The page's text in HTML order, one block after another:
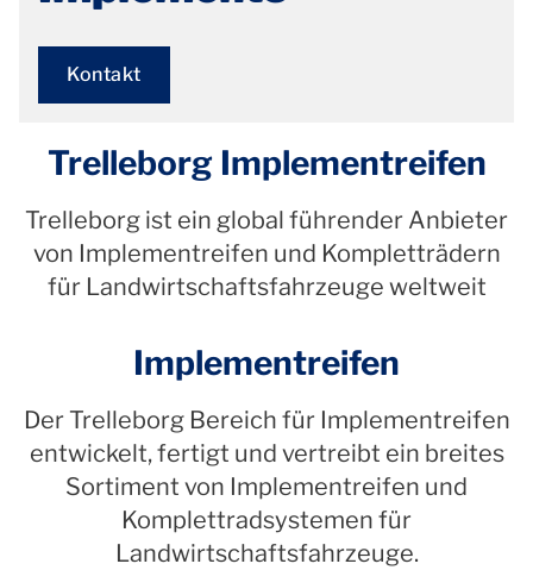
Kontakt
Trelleborg Implementreifen
Trelleborg ist ein global führender Anbieter
von Implementreifen und Kompletträdern
für Landwirtschaftsfahrzeuge weltweit
Implementreifen
Der Trelleborg Bereich für Implementreifen
entwickelt, fertigt und vertreibt ein breites
Sortiment von Implementreifen und
Komplettradsystemen für
Landwirtschaftsfahrzeuge.